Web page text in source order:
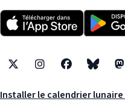
X InstagramFacebookBluesky
Installer le calendrier